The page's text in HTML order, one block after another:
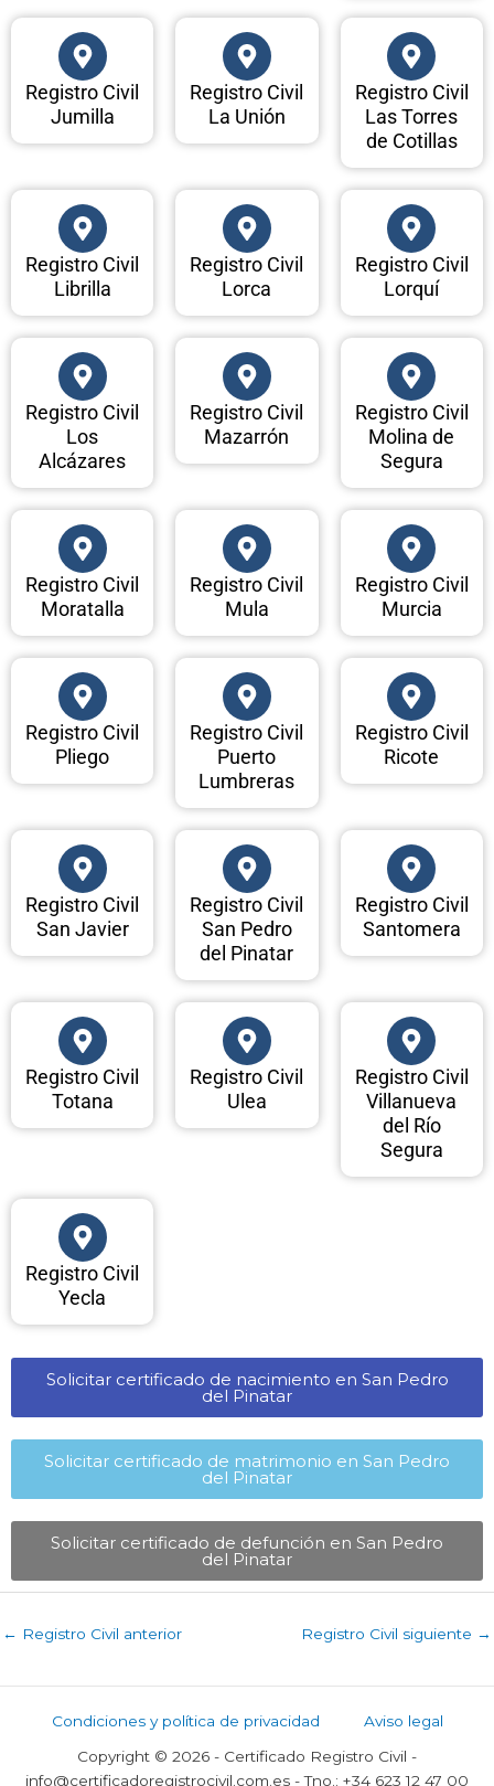
Registro Civil
Jumilla
Registro Civil
La Unión
Registro Civil
Las Torres
de Cotillas
Registro Civil
Librilla
Registro Civil
Lorca
Registro Civil
Lorquí
Registro Civil
Los
Alcázares
Registro Civil
Mazarrón
Registro Civil
Molina de
Segura
Registro Civil
Moratalla
Registro Civil
Mula
Registro Civil
Murcia
Registro Civil
Pliego
Registro Civil
Puerto
Lumbreras
Registro Civil
Ricote
Registro Civil
San Javier
Registro Civil
San Pedro
del Pinatar
Registro Civil
Santomera
Registro Civil
Totana
Registro Civil
Ulea
Registro Civil
Villanueva
del Río
Segura
Registro Civil
Yecla
Solicitar certificado de nacimiento en San Pedro
del Pinatar​
Solicitar certificado de matrimonio en San Pedro
del Pinatar​
Solicitar certificado de defunción en San Pedro
del Pinatar​
← Registro Civil anterior Registro Civil siguiente →
Condiciones y política de privacidad
Aviso legal
Copyright © 2026 - Certificado Registro Civil -
info@certificadoregistrocivil.com.es - Tno.: +34 623 12 47 00